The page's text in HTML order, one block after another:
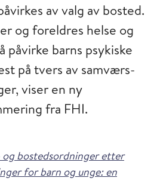
av valg av bosted.
og foreldres helse og
påvirke barns psykiske
på tvers av samværs-
viser en ny
fra FHI.
bostedsordninger etter
for barn og unge: en